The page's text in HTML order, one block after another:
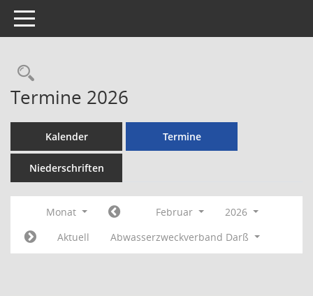
Toggle navigation
Rechercheauswahl
Termine 2026
Kalender Termine
Niederschriften
Monat Februar
2026
Aktuell
Abwasserzweckverband Darß